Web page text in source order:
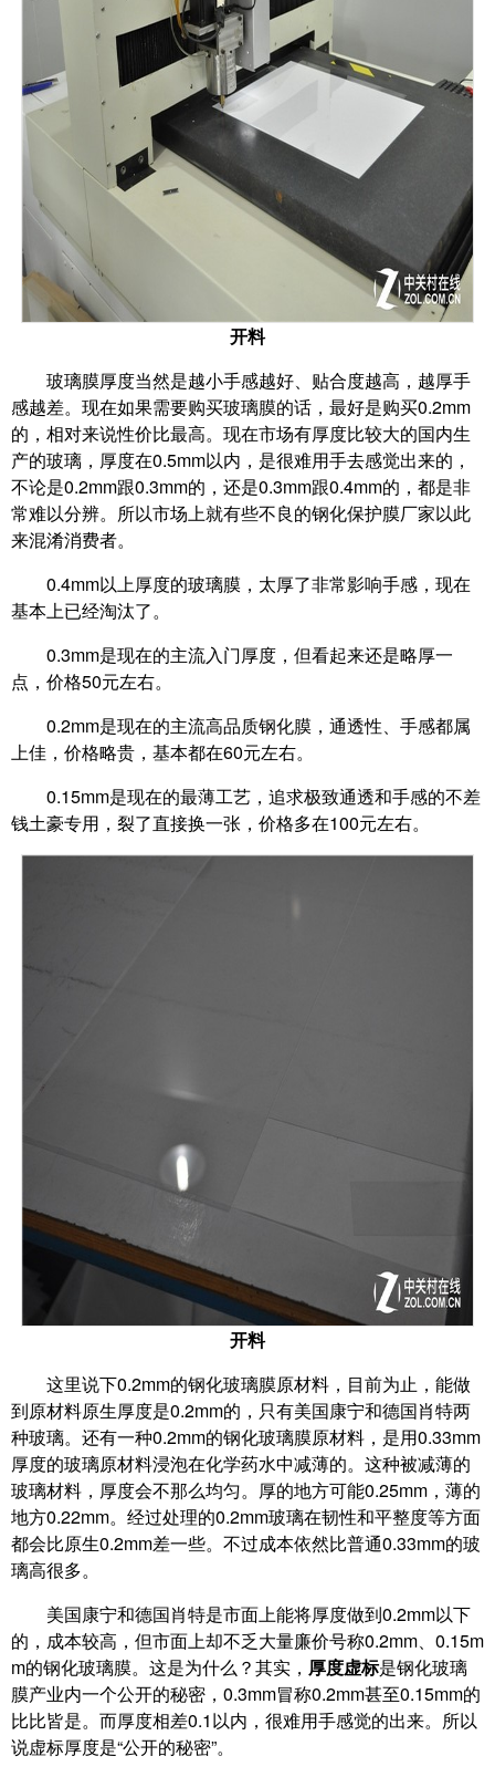
开料
玻璃膜厚度当然是越小手感越好、贴合度越高，越厚手
感越差。现在如果需要购买玻璃膜的话，最好是购买0.2mm
的，相对来说性价比最高。现在市场有厚度比较大的国内生
产的玻璃，厚度在0.5mm以内，是很难用手去感觉出来的，
不论是0.2mm跟0.3mm的，还是0.3mm跟0.4mm的，都是非
常难以分辨。所以市场上就有些不良的钢化保护膜厂家以此
来混淆消费者。
0.4mm以上厚度的玻璃膜，太厚了非常影响手感，现在
基本上已经淘汰了。
0.3mm是现在的主流入门厚度，但看起来还是略厚一
点，价格50元左右。
0.2mm是现在的主流高品质钢化膜，通透性、手感都属
上佳，价格略贵，基本都在60元左右。
0.15mm是现在的最薄工艺，追求极致通透和手感的不差
钱土豪专用，裂了直接换一张，价格多在100元左右。
开料
这里说下0.2mm的钢化玻璃膜原材料，目前为止，能做
到原材料原生厚度是0.2mm的，只有美国康宁和德国肖特两
种玻璃。还有一种0.2mm的钢化玻璃膜原材料，是用0.33mm
厚度的玻璃原材料浸泡在化学药水中减薄的。这种被减薄的
玻璃材料，厚度会不那么均匀。厚的地方可能0.25mm，薄的
地方0.22mm。经过处理的0.2mm玻璃在韧性和平整度等方面
都会比原生0.2mm差一些。不过成本依然比普通0.33mm的玻
璃高很多。
美国康宁和德国肖特是市面上能将厚度做到0.2mm以下
的，成本较高，但市面上却不乏大量廉价号称0.2mm、0.15m
m的钢化玻璃膜。这是为什么？其实， 厚度虚标是钢化玻璃
膜产业内一个公开的秘密，0.3mm冒称0.2mm甚至0.15mm的
比比皆是。而厚度相差0.1以内，很难用手感觉的出来。所以
说虚标厚度是“公开的秘密”。